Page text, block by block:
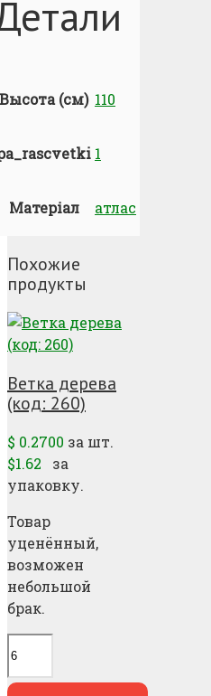
Высота (см) 110
1
Матеріал атлас
Похожие
продукты
Ветка дерева
(код: 260)
$ 0.2700 за шт.
$1.62
за
упаковку.
Товар
уценённый,
возможен
небольшой
брак.